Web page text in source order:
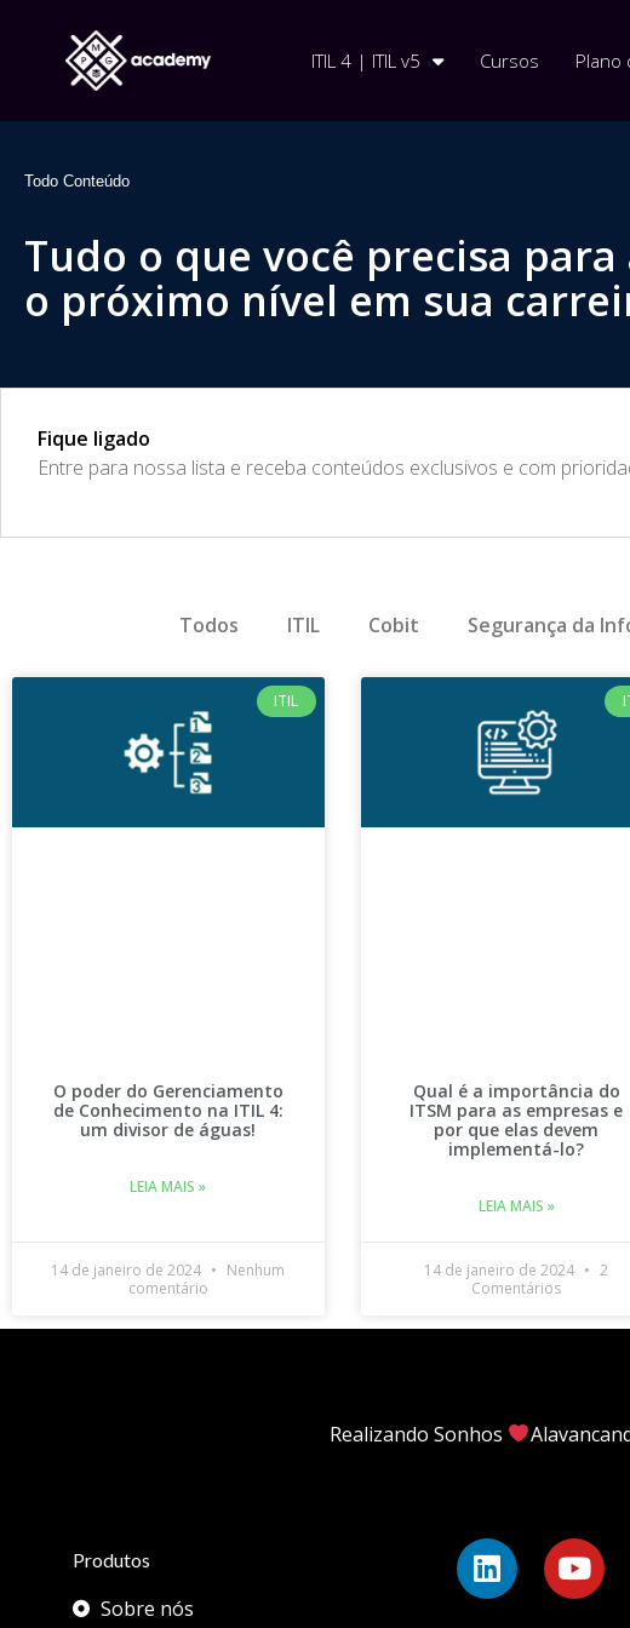
ITIL 4 | ITIL v5 Cursos Plano
Todo Conteúdo
Tudo o que você precisa
o próximo nível em sua
Fique ligado
​Entre para nossa lista e receba conteúdos exclusivos e com
Todos ITIL Cobit Segurança da
ITIL
O poder do Gerenciamento
de Conhecimento na ITIL 4:
um divisor de águas!
LEIA MAIS »
14 de janeiro de 2024
Nenhum
comentário
Qual é a importância do
ITSM para as empresas e
por que elas devem
implementá-lo?
LEIA MAIS »
14 de janeiro de 2024
2
Comentários
Produtos
Sobre nós
Realizando Sonhos